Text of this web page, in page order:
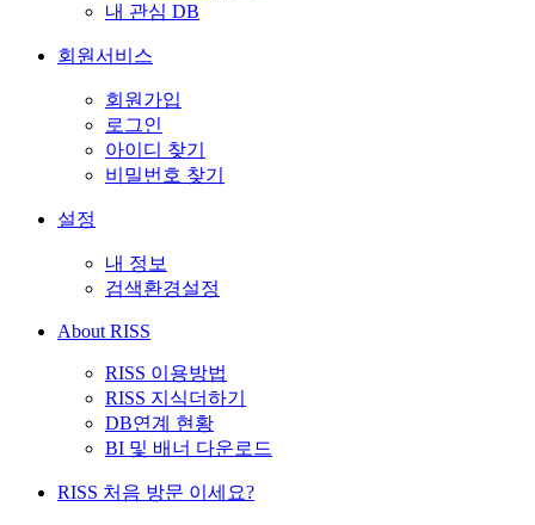
내 관심 DB
회원서비스
회원가입
로그인
아이디 찾기
비밀번호 찾기
설정
내 정보
검색환경설정
About RISS
RISS 이용방법
RISS 지식더하기
DB연계 현황
BI 및 배너 다운로드
RISS 처음 방문 이세요?